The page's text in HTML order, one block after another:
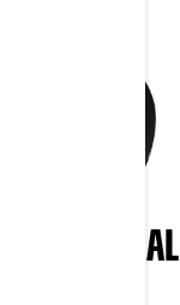
ÜBER